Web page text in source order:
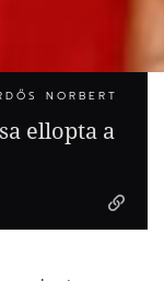
NORBERT
ellopta a